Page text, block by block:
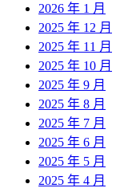
2026 年 1 月
2025 年 12 月
2025 年 11 月
2025 年 10 月
2025 年 9 月
2025 年 8 月
2025 年 7 月
2025 年 6 月
2025 年 5 月
2025 年 4 月